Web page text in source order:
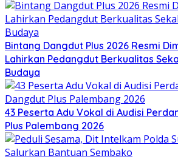
Bintang Dangdut Plus 2026 Resmi
Lahirkan Pedangdut Berkualitas
Budaya
43 Peserta Adu Vokal di Audisi
Plus Palembang 2026